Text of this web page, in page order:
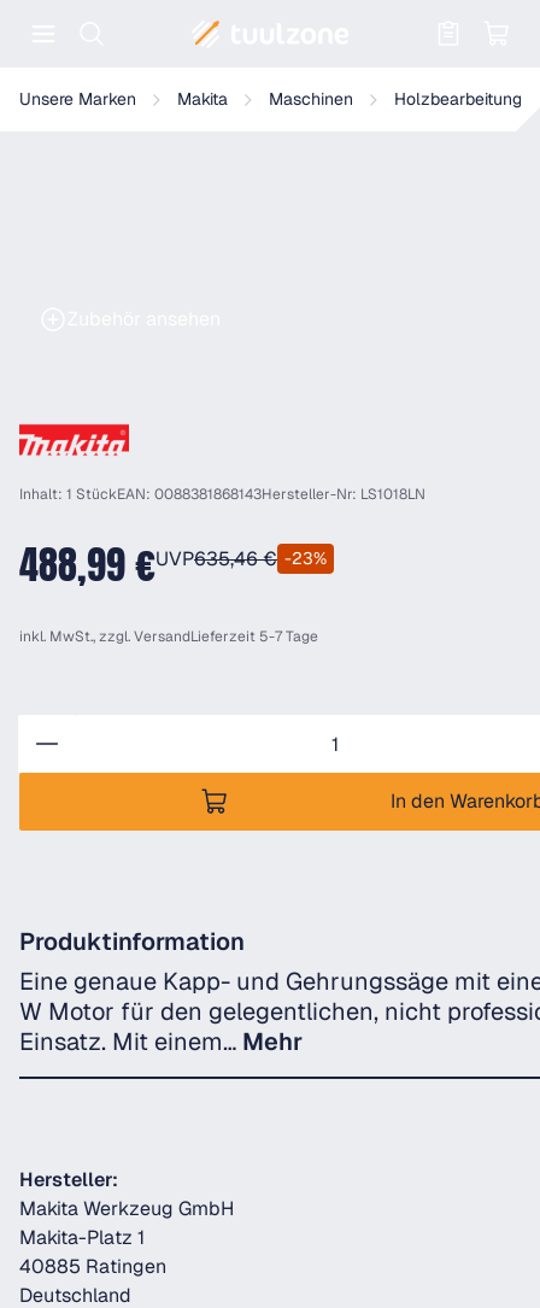
Unsere Marken Makita Maschinen Holzbearbeitung
Makita Kapp- und Gehrungssäge - LS1018LN
Inhalt: 1 StückEAN: 0088381868143Hersteller-Nr: LS1018LN
488,99 €UVP635,46 € -23%
inkl. MwSt., zzgl.VersandLieferzeit 5-7 Tage
In den
Produktinformation
Eine genaue Kapp- und Gehrungssäge mit
W Motor für den gelegentlichen, nicht
Einsatz. Mit einem… Mehr
Hersteller:
Makita Werkzeug GmbH
Makita-Platz 1
40885 Ratingen
Deutschland